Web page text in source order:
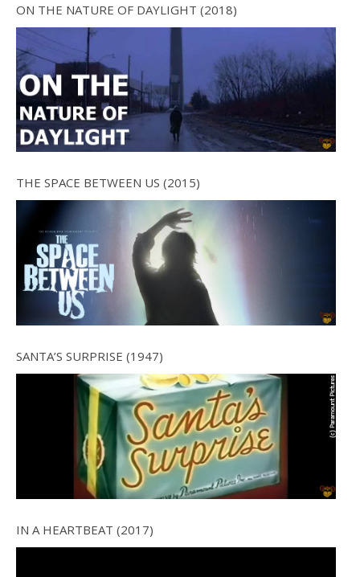
ON THE NATURE OF DAYLIGHT (2018)
THE SPACE BETWEEN US (2015)
SANTA’S SURPRISE (1947)
IN A HEARTBEAT (2017)